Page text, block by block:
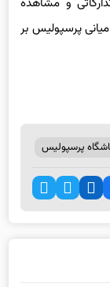
پرسپولیس بر
پرسپولیس